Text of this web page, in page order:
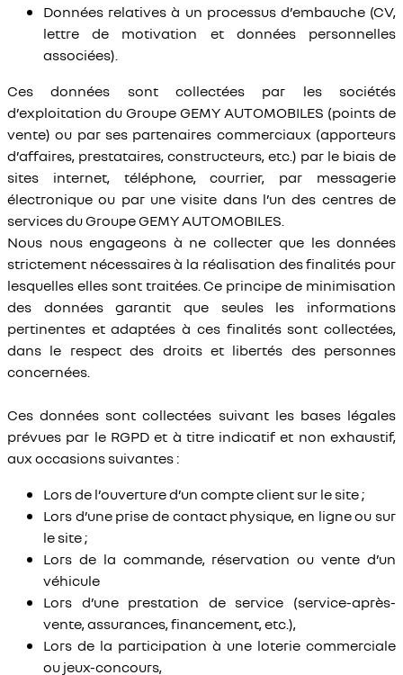
Données relatives à un processus d’embauche (CV,
lettre de motivation et données personnelles
associées).
Ces données sont collectées par les sociétés
d’exploitation du Groupe GEMY AUTOMOBILES (points de
vente) ou par ses partenaires commerciaux (apporteurs
d’affaires, prestataires, constructeurs, etc.) par le biais de
sites internet, téléphone, courrier, par messagerie
électronique ou par une visite dans l’un des centres de
services du Groupe GEMY AUTOMOBILES.
Nous nous engageons à ne collecter que les données
strictement nécessaires à la réalisation des finalités pour
lesquelles elles sont traitées. Ce principe de minimisation
des données garantit que seules les informations
pertinentes et adaptées à ces finalités sont collectées,
dans le respect des droits et libertés des personnes
concernées.
Ces données sont collectées suivant les bases légales
prévues par le RGPD et à titre indicatif et non exhaustif,
aux occasions suivantes :
Lors de l’ouverture d’un compte client sur le site ;
Lors d’une prise de contact physique, en ligne ou sur
le site ;
Lors de la commande, réservation ou vente d’un
véhicule
Lors d’une prestation de service (service-après-
vente, assurances, financement, etc.),
Lors de la participation à une loterie commerciale
ou jeux-concours,